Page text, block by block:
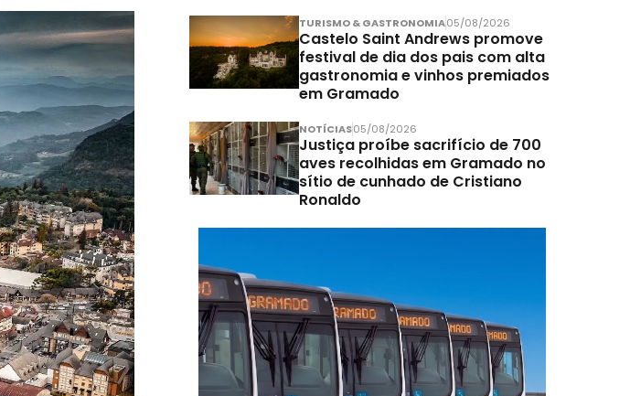
TURISMO & GASTRONOMIA05/08/2026
Castelo Saint Andrews promove
festival de dia dos pais com alta
gastronomia e vinhos premiados
em Gramado
NOTÍCIAS05/08/2026
Justiça proíbe sacrifício de 700
aves recolhidas em Gramado no
sítio de cunhado de Cristiano
Ronaldo